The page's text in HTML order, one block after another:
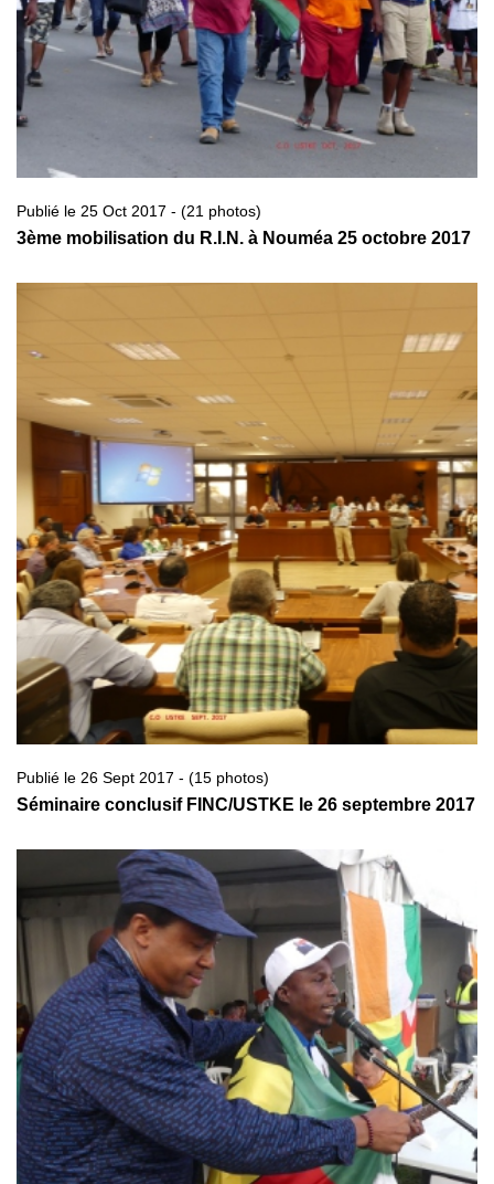
Publié le 25 Oct 2017 - (21 photos)
3ème mobilisation du R.I.N. à Nouméa 25 octobre 2017
Publié le 26 Sept 2017 - (15 photos)
Séminaire conclusif FINC/USTKE le 26 septembre 2017